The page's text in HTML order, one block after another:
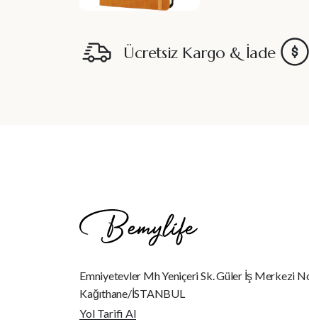
Ücretsiz Kargo & İade
Emniyetevler Mh Yeniçeri Sk. Güler İş Merkezi
Kağıthane/İSTANBUL
Yol Tarifi Al